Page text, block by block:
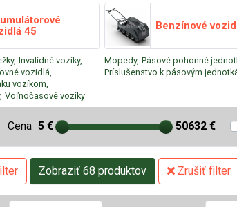
45
Invalidné vozíky,
vozidlá,
vozíkom,
Voľnočasové vozíky
Benzínové
Mopedy, Pásové pohonné
Príslušenstvo k pásovým
Cena 5 € 50632 €
Zobraziť 68 produktov Zrušiť filter